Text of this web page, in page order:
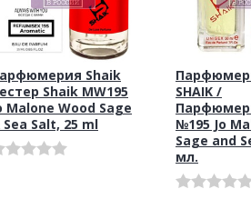
Shaik
Shaik MW195
Malone Wood Sage
Sea Salt, 25 ml
SHAIK /
№195 Jo
Sage and
мл.